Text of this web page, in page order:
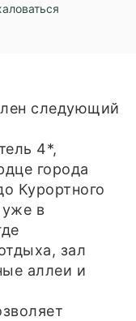
следующий
4*,
города
Курортного
уже в
зал
аллеи и